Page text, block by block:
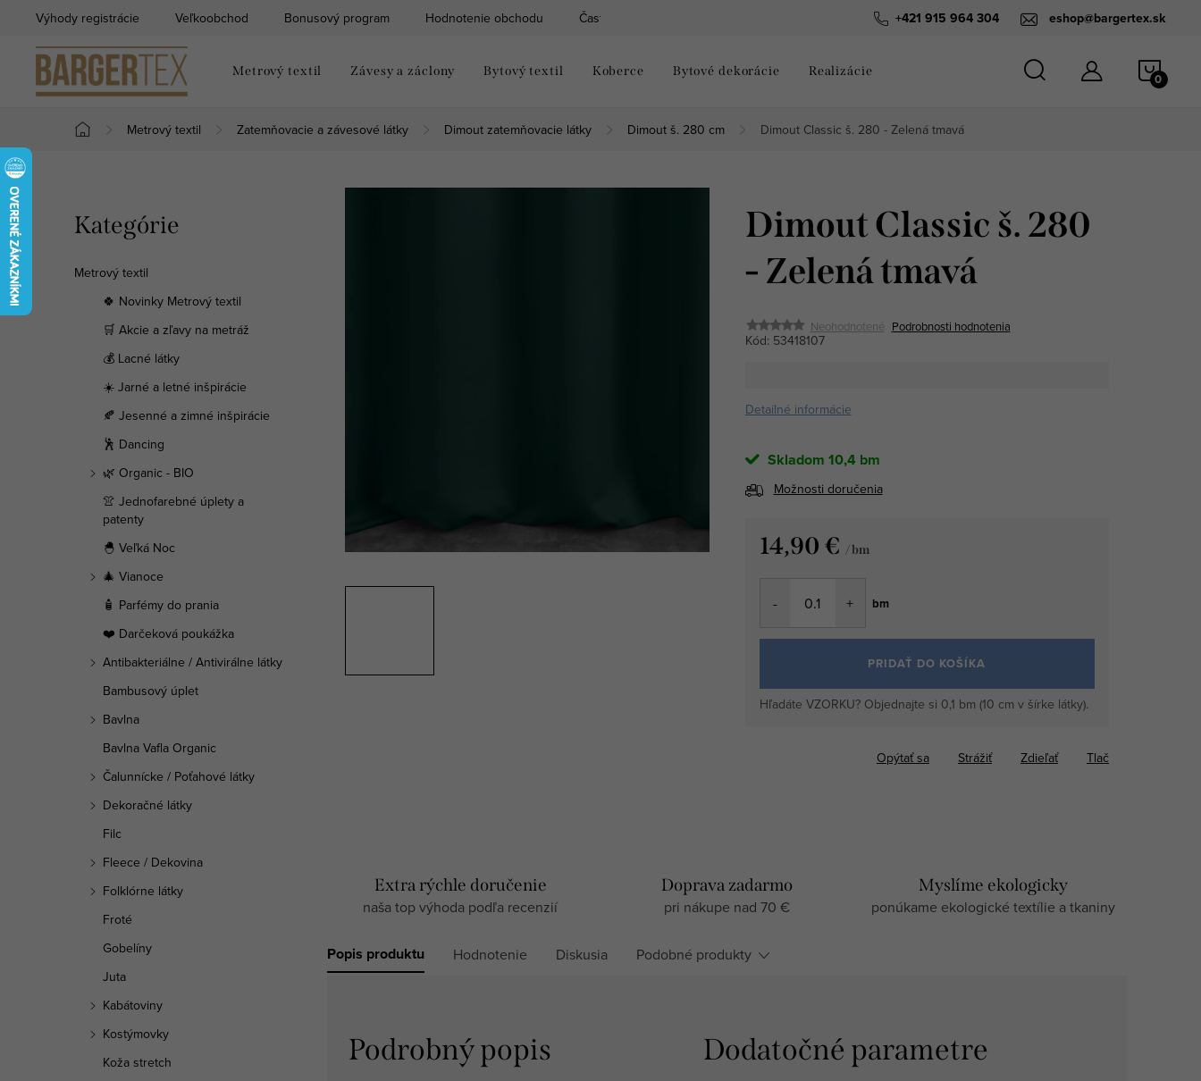
obsah
+421 915 964 304 eshop@bargertex.sk
Výhody registrácie Veľkoobchod Bonusový program Hodnotenie obchodu Často kladené otázky
Metrový textil Závesy a záclony Bytový textil Koberce Bytové dekorácie Realizácie
Domov
Metrový textil Zatemňovacie a závesové látky Dimout zatemňovacie látky Dimout š. 280 cm Dimout Classic š. 280 - Zelená tmavá
o
č
Preskočiť
kategórie
Kategórie
Metrový textil
🍀 Novinky Metrový textil
🛒 Akcie a zľavy na metráž
💰 Lacné látky
☀️ Jarné a letné inšpirácie
🍂 Jesenné a zimné inšpirácie
🕺 Dancing
🌿 Organic - BIO
👚 Jednofarebné úplety a
patenty
🐣 Veľká Noc
🎄 Vianoce
🧴 Parfémy do prania
❤️ Darčeková poukážka
Antibakteriálne / Antivirálne látky
Bambusový úplet
Bavlna
Bavlna Vafla Organic
Čalunnícke / Poťahové látky
Dekoračné látky
Filc
Fleece / Dekovina
Folklórne látky
Froté
Gobelíny
Juta
Kabátoviny
Kostýmovky
Koža stretch
Dimout Classic š. 280
- Zelená tmavá
Neohodnotené Podrobnosti hodnotenia
Kód: 53418107
Detailné informácie
Skladom 10,4 bm
Možnosti doručenia
14,90 € / bm
bm
PRIDAŤ DO KOŠÍKA
Hľadáte VZORKU? Objednajte si 0,1 bm (10 cm v šírke látky).
Tlač
Opýtať sa Strážiť Zdieľať
Extra rýchle doručenie
naša top výhoda podľa recenzií
Doprava zadarmo
pri nákupe nad 70 €
Myslíme ekologicky
ponúkame ekologické textílie a tkaniny
Popis produktu Hodnotenie Diskusia Podobné produkty
Podrobný popis Dodatočné parametre